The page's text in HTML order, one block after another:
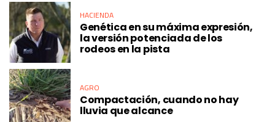
HACIENDA
Genética en su máxima expresión,
la versión potenciada de los
rodeos en la pista
AGRO
Compactación, cuando no hay
lluvia que alcance